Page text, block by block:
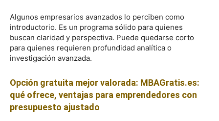
Algunos empresarios avanzados lo perciben como
introductorio. Es un programa sólido para quienes
buscan claridad y perspectiva. Puede quedarse corto
para quienes requieren profundidad analítica o
investigación avanzada.
Opción gratuita mejor valorada: MBAGratis.es:
qué ofrece, ventajas para emprendedores con
presupuesto ajustado